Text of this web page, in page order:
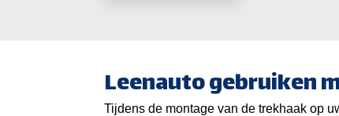
Leenauto gebruiken
Tijdens de montage van de trekhaak op